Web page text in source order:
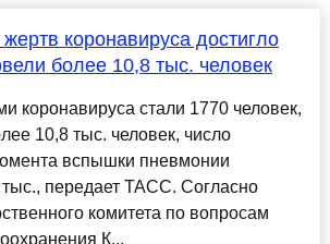
коронавируса достигло
более 10,8 тыс. человек
коронавируса стали 1770 человек,
10,8 тыс. человек, число
вспышки пневмонии
передает ТАСС. Согласно
комитета по вопросам
К...